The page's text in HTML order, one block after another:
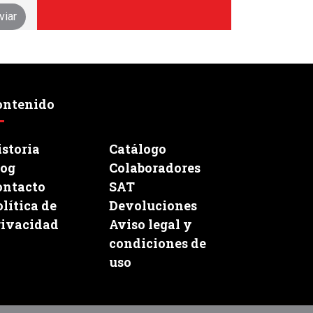
Catálogo
Colaboradores
SAT
de
Devoluciones
Aviso legal y
condiciones de
uso